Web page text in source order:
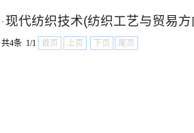
· 现代纺织技术(纺织工艺与贸易方
共4条 1/1 首页 上页 下页 尾页